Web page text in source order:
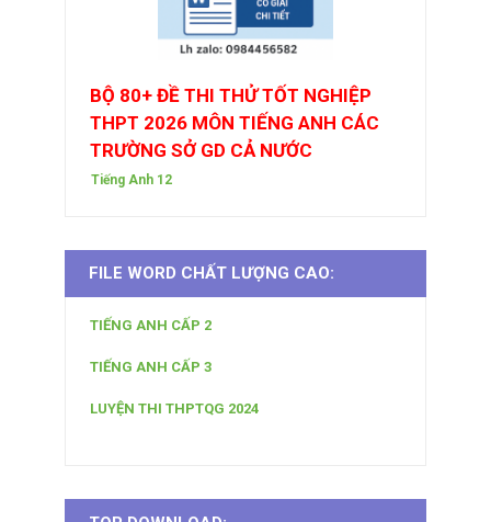
BỘ 80+ ĐỀ THI THỬ TỐT NGHIỆP
THPT 2026 MÔN TIẾNG ANH CÁC
TRƯỜNG SỞ GD CẢ NƯỚC
Tiếng Anh 12
FILE WORD CHẤT LƯỢNG CAO:
TIẾNG ANH CẤP 2
TIẾNG ANH CẤP 3
LUYỆN THI THPTQG 2024